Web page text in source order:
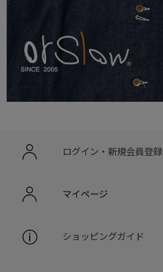
ログイン・新規会員登録
マイページ
ショッピングガイド